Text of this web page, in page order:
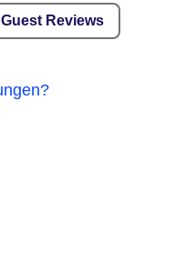
Reviews